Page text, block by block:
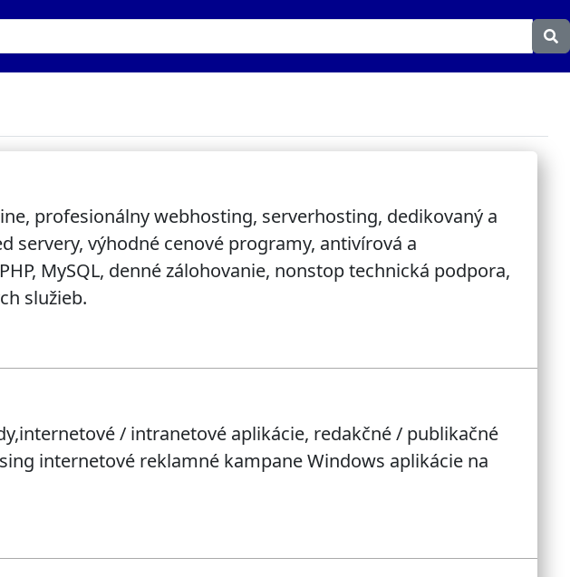
profesionálny webhosting, serverhosting, dedikovaný a
servery, výhodné cenové programy, antivírová a
MySQL, denné zálohovanie, nonstop technická podpora,
služieb.
/ intranetové aplikácie, redakčné / publikačné
internetové reklamné kampane Windows aplikácie na